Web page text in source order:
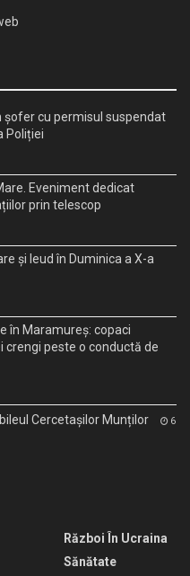
șofer cu permisul suspendat
Poliției
Eveniment dedicat
prin telescop
și Ieud în Duminica a X-a
în Maramureș: copaci
crengi peste o conductă de
Cercetașilor Munților 6
Război În Ucraina
Sănătate